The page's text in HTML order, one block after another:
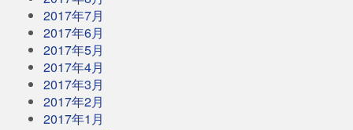
2017年7月
2017年6月
2017年5月
2017年4月
2017年3月
2017年2月
2017年1月